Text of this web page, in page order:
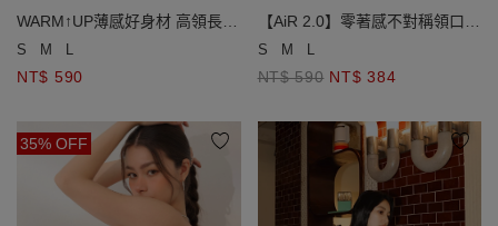
WARM↑UP薄感好身材 高領長袖
短版發熱上衣
S M L
NT$ 590
【AiR 2.0】零著感不對稱領口挖
空短袖BRA TOP
S M L
NT$ 590 NT$ 384
35% OFF